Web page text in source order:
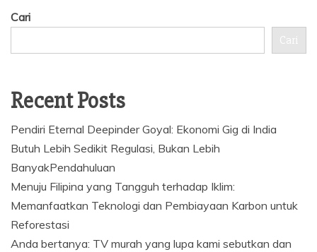
Cari
Cari
Recent Posts
Pendiri Eternal Deepinder Goyal: Ekonomi Gig di India
Butuh Lebih Sedikit Regulasi, Bukan Lebih
BanyakPendahuluan
Menuju Filipina yang Tangguh terhadap Iklim:
Memanfaatkan Teknologi dan Pembiayaan Karbon untuk
Reforestasi
Anda bertanya: TV murah yang lupa kami sebutkan dan